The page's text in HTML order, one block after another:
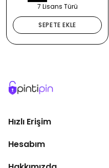
7 Lisans Türü
SEPETE EKLE
Hızlı Erişim
Hesabım